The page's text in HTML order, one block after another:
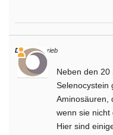
Daniel schrieb
Neben den 20
Selenocystein
Aminosäuren,
wenn sie nicht
Hier sind